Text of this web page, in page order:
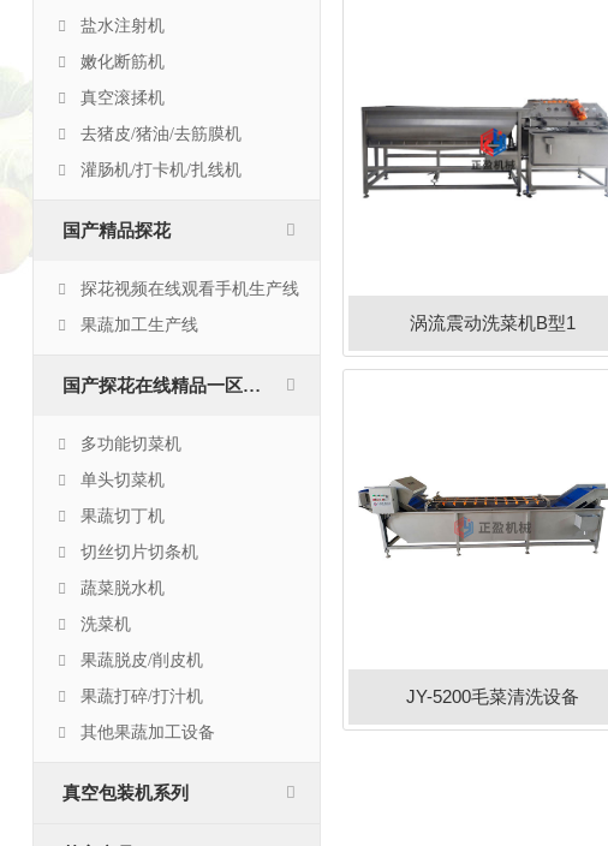
盐水注射机
嫩化断筋机
真空滚揉机
去猪皮/猪油/去筋膜机
灌肠机/打卡机/扎线机
国产精品探花
探花视频在线观看手机生产线
果蔬加工生产线
国产探花在线精品一区二区
多功能切菜机
单头切菜机
果蔬切丁机
切丝切片切条机
蔬菜脱水机
洗菜机
果蔬脱皮/削皮机
果蔬打碎/打汁机
其他果蔬加工设备
真空包装机系列
涡流震动洗菜机B型1
JY-5200毛菜清洗设备